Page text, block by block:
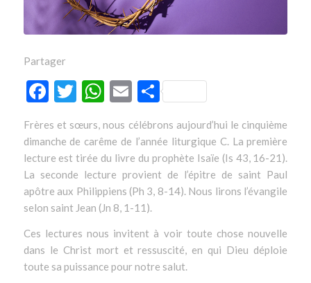
Partager
Facebook
Twitter
WhatsApp
EmailPartager
Frères et sœurs, nous célébrons aujourd’hui le cinquième
dimanche de carême de l’année liturgique C. La première
lecture est tirée du livre du prophète Isaïe (Is 43, 16-21).
La seconde lecture provient de l’épitre de saint Paul
apôtre aux Philippiens (Ph 3, 8-14). Nous lirons l’évangile
selon saint Jean (Jn 8, 1-11).
Ces lectures nous invitent à voir toute chose nouvelle
dans le Christ mort et ressuscité, en qui Dieu déploie
toute sa puissance pour notre salut.